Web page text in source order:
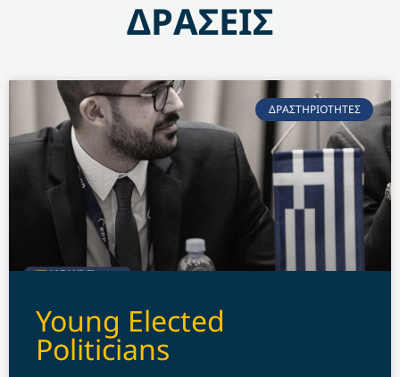
ΔΡΑΣΕΙΣ
ΔΡΑΣΤΗΡΙΟΤΗΤΕΣ
Young Elected
Politicians